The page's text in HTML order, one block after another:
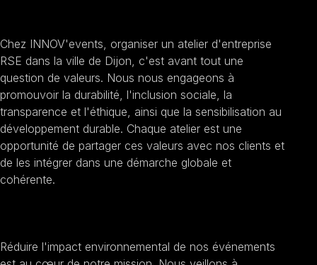
Chez INNOV'events, organiser un atelier d'entreprise
RSE dans la ville de Dijon, c'est avant tout une
question de valeurs. Nous nous engageons à
promouvoir la durabilité, l'inclusion sociale, la
transparence et l'éthique, ainsi que la sensibilisation au
développement durable. Chaque atelier est une
opportunité de partager ces valeurs avec nos clients et
de les intégrer dans une démarche globale et
cohérente.
Réduire l'impact environnemental de nos événements